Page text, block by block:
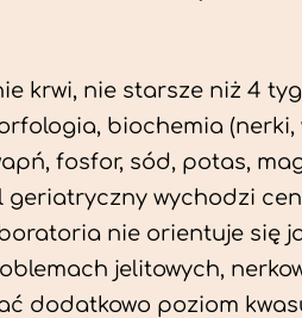
krwi, nie starsze niż 4
biochemia
fosfor, sód, potas,
geriatryczny wychodzi
nie orientuje się
jelitowych,
dodatkowo poziom